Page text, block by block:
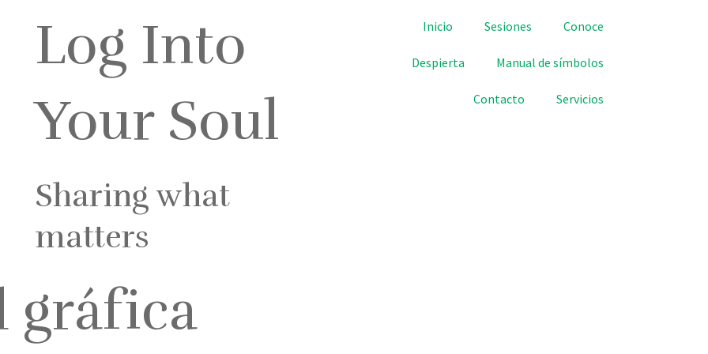
Log Into
Your Soul
Sharing what
matters
Inicio Sesiones Conoce
Despierta Manual de símbolos
Contacto Servicios
gráfica